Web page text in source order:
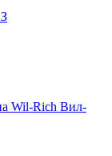
Wil-Rich Вил-